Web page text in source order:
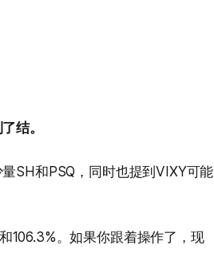
结。
SH和PSQ，同时也提到VIXY可能
106.3%。如果你跟着操作了，现